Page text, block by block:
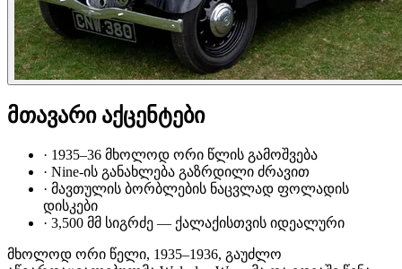
მთავარი აქცენტები
· 1935–36 მხოლოდ ორი წლის გამოშვება
· Nine-ის განახლება გაზრდილი ძრავით
· მავთულის ბორბლების ნაცვლად ფოლადის
დისკები
· 3,500 მმ სიგრძე — ქალაქისთვის იდეალური
მხოლოდ ორი წელი, 1935–1936, გაუძლო